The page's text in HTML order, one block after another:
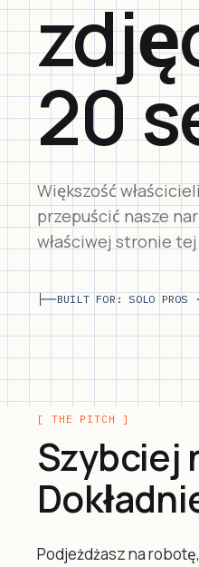
20
Większość
przepuścić nasze
właściwej stronie
├──BUILT FOR: SOLO PROS
[ THE PITCH ]
Szybciej
Podjeżdżasz na